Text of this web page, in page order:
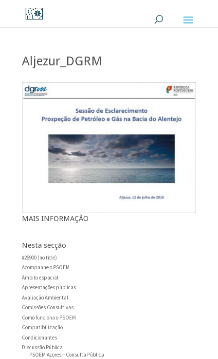
Aljezur_DGRM
MAIS INFORMAÇÃO
Nesta secção
#26900 (no title)
Acompanhe o PSOEM
Âmbito espacial
Apresentações públicas
Avaliação Ambiental
Comissões Consultivas
Como funciona o PSOEM
Compatibilização
Condicionantes
Discussão Pública
PSOEM Açores – Consulta Pública